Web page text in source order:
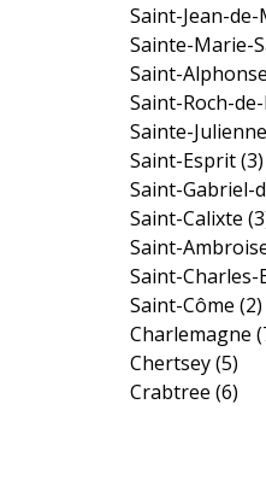
Saint-Jean-
Sainte-Marie-
Saint-
Saint-Roch-
Sainte-
Saint-Esprit(3)
Saint-
Saint-Calixte
Saint-
Saint-
Saint-Côme(2)
Charlemagne
Chertsey(5)
Crabtree(6)